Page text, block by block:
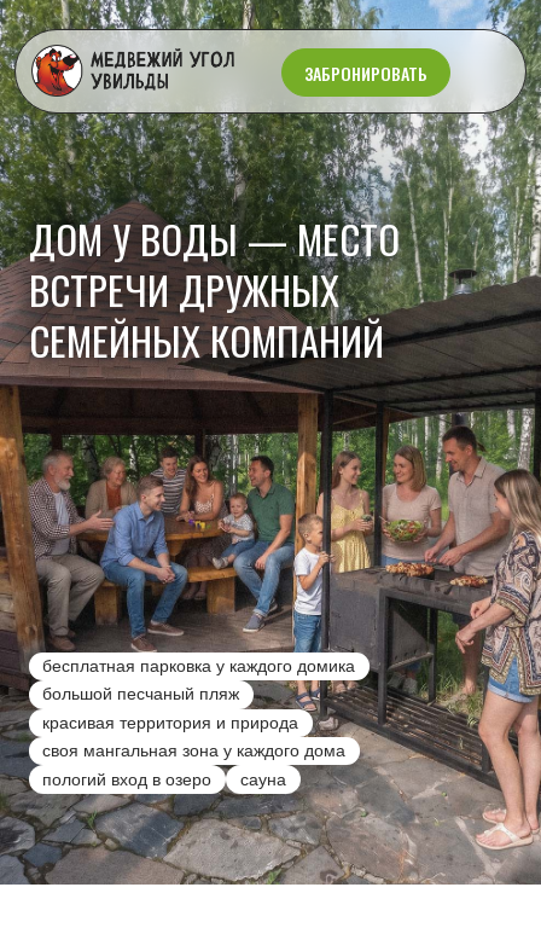
ЗАБРОНИРОВАТЬ
ОБРАТНЫЙ ЗВОНОК
бесплатная парковка у каждого домика
большой песчаный пляж
красивая территория и природа
своя мангальная зона у каждого дома
пологий вход в озеро
сауна
ДОМ У ВОДЫ — МЕСТО
ВСТРЕЧИ ДРУЖНЫХ
СЕМЕЙНЫХ КОМПАНИЙ